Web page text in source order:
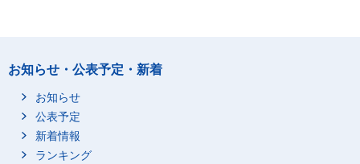
お知らせ・公表予定・新着
お知らせ
公表予定
新着情報
ランキング